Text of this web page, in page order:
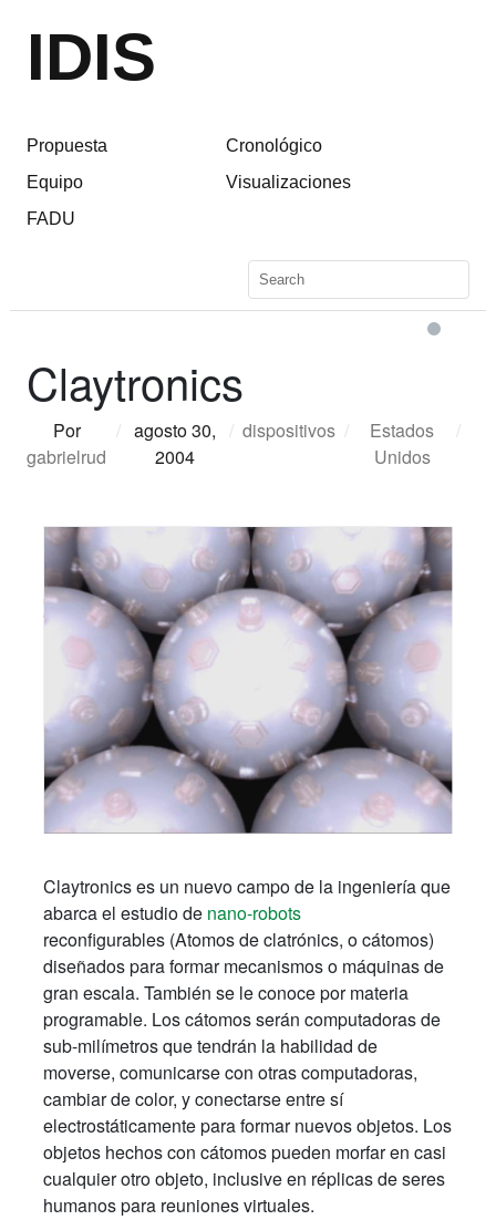
IDIS
Propuesta
Equipo
FADU
Cronológico
Visualizaciones
Claytronics
Por
gabrielrud
/ agosto 30,
2004
/ dispositivos /
Estados
Unidos
/
Claytronics es un nuevo campo de la ingeniería que
abarca el estudio de nano-robots
reconfigurables (Atomos de clatrónics, o cátomos)
diseñados para formar mecanismos o máquinas de
gran escala. También se le conoce por materia
programable. Los cátomos serán computadoras de
sub-milímetros que tendrán la habilidad de
moverse, comunicarse con otras computadoras,
cambiar de color, y conectarse entre sí
electrostáticamente para formar nuevos objetos. Los
objetos hechos con cátomos pueden morfar en casi
cualquier otro objeto, inclusive en réplicas de seres
humanos para reuniones virtuales.